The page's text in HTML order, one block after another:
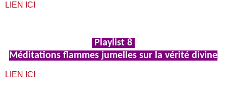
LIEN ICI
Playlist 8
Méditations flammes jumelles sur la vérité divine
LIEN ICI